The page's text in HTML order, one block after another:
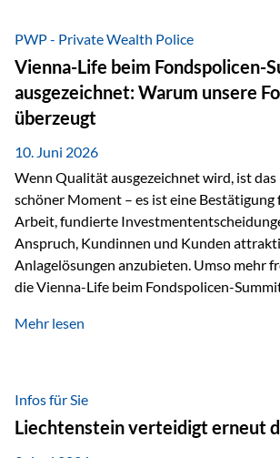
Leitfähigkeit aller Metalle. Diese
zahlreiche Zukunftstechnologien
Silber findet sich unter anderem in:
Elektrofahrzeugen Halbleitern
PWP - Private Wealth Police
Vienna-Life beim Fondspolicen-
ausgezeichnet: Warum unsere
überzeugt
10. Juni 2026
Wenn Qualität ausgezeichnet wird, ist das
schöner Moment – es ist eine
Arbeit, fundierte
Anspruch, Kundinnen und Kunden
Anlagelösungen anzubieten. Umso mehr
die Vienna-Life beim Fondspolicen-
dieser Ehrung ist der renommierte
analysiert und verglichen wurden. Das
Auswahl der Vienna-Life zählt zu den drei
am Markt. Für uns ist diese Auszeichnung
Mehr lesen
Infos für Sie
Liechtenstein verteidigt erneut